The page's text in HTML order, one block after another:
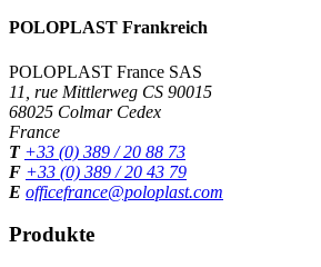
POLOPLAST Frankreich
POLOPLAST France SAS
11, rue Mittlerweg CS 90015
68025 Colmar Cedex
France
T +33 (0) 389 / 20 88 73
F +33 (0) 389 / 20 43 79
E officefrance@poloplast.com
Produkte